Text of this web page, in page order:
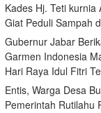
Kades Hj. Teti kurnia
Giat Peduli Sampah
Gubernur Jabar
Garmen Indonesia
Hari Raya Idul Fitri
Entis, Warga Desa
Pemerintah Rutilahu